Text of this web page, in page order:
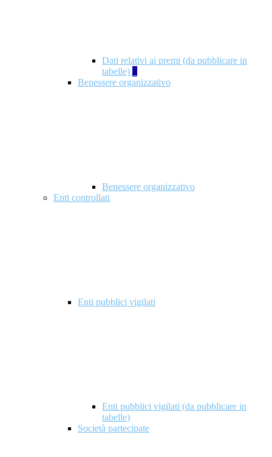
Dati relativi ai premi (da pubblicare in
tabelle) 5
Benessere organizzativo
Benessere organizzativo
Enti controllati
Enti pubblici vigilati
Enti pubblici vigilati (da pubblicare in
tabelle)
Società partecipate